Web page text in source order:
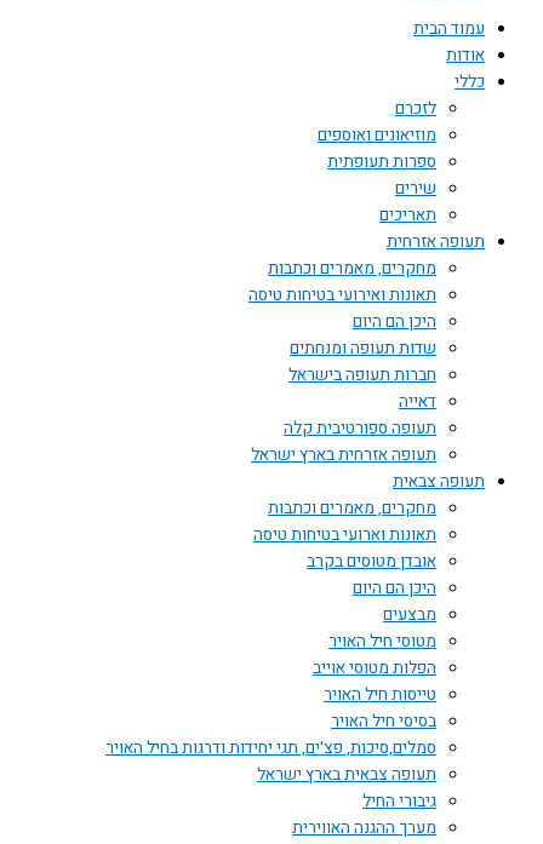
עמוד הבית
אודות
כללי
לזכרם
מוזיאונים ואוספים
ספרות תעופתית
שירים
תאריכים
תעופה אזרחית
מחקרים, מאמרים וכתבות
תאונות ואירועי בטיחות טיסה
היכן הם היום
שדות תעופה ומנחתים
חברות תעופה בישראל
דאייה
תעופה ספורטיבית קלה
תעופה אזרחית בארץ ישראל
תעופה צבאית
מחקרים, מאמרים וכתבות
תאונות וארועי בטיחות טיסה
אובדן מטוסים בקרב
היכן הם היום
מבצעים
מטוסי חיל האויר
הפלות מטוסי אוייב
טייסות חיל האויר
בסיסי חיל האויר
סמלים,סיכות, פצ'ים, תגי יחידות ודרגות בחיל האויר
תעופה צבאית בארץ ישראל
גיבורי החיל
מערך ההגנה האווירית